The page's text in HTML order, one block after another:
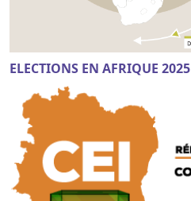
ELECTIONS EN AFRIQUE 2025